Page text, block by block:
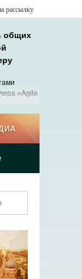
рассылку
общих
«Agile